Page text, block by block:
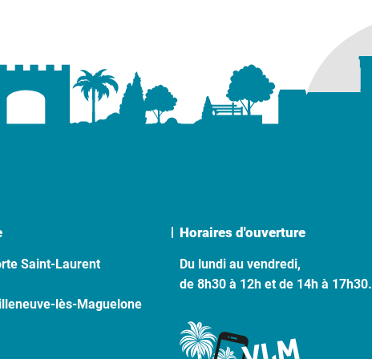
Saint-Laurent
lès-Maguelone
Horaires d'ouverture
Du lundi au vendredi,
de 8h30 à 12h et de 14h à 17h30.